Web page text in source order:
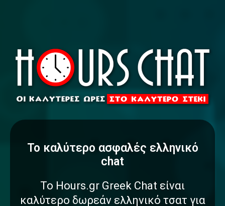
To καλύτερο ασφαλές ελληνικό
chat
Το Hours.gr Greek Chat είναι
καλύτερο δωρεάν ελληνικό τσατ για